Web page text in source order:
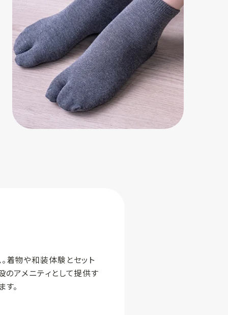
着物や和装体験とセット
のアメニティとして提供す
。